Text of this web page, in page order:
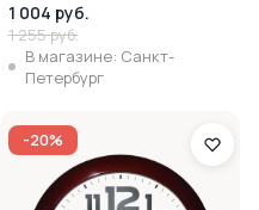
1 004 руб.
1 255 руб.
В магазине: Санкт-
Петербург
-20%